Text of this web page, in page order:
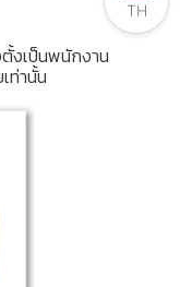
งเป็นพนักงาน
ท่านั้น
TH